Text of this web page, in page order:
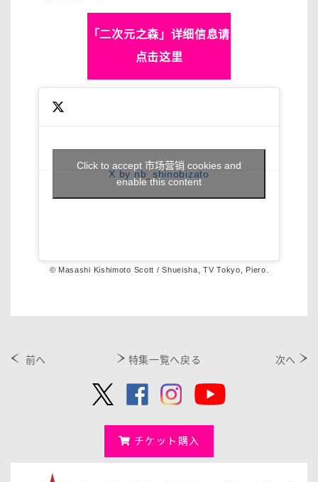
「二次元之森」详细信息请
点击这里
X by nb_shinobizato
Click to accept 市场营销 cookies and
enable this content
© Masashi Kishimoto Scott / Shueisha, TV Tokyo, Piero.
前へ 特集一覧へ戻る 次へ
チケット購入